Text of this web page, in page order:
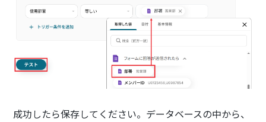
成功したら保存してください。データベースの中から、